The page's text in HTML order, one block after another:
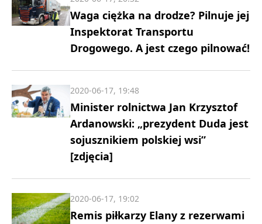
Waga ciężka na drodze? Pilnuje jej
Inspektorat Transportu
Drogowego. A jest czego pilnować!
Minister rolnictwa Jan Krzysztof
Ardanowski: „prezydent Duda jest
sojusznikiem polskiej wsi”
[zdjęcia]
2020-06-17, 19:48
Remis piłkarzy Elany z rezerwami
2020-06-17, 19:02